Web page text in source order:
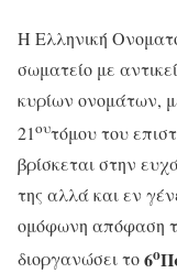
Η Ελληνική
σωματείο με
κυρίων ονομάτων,
21ουτόμου του
βρίσκεται στην
της αλλά και εν
ομόφωνη απόφαση
διοργανώσει το6ο